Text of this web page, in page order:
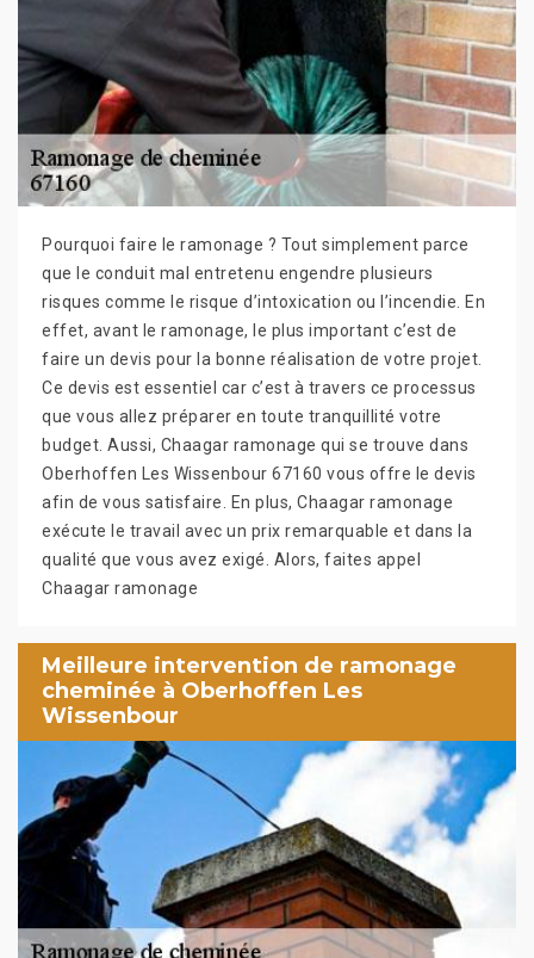
Pourquoi faire le ramonage ? Tout simplement parce
que le conduit mal entretenu engendre plusieurs
risques comme le risque d’intoxication ou l’incendie. En
effet, avant le ramonage, le plus important c’est de
faire un devis pour la bonne réalisation de votre projet.
Ce devis est essentiel car c’est à travers ce processus
que vous allez préparer en toute tranquillité votre
budget. Aussi, Chaagar ramonage qui se trouve dans
Oberhoffen Les Wissenbour 67160 vous offre le devis
afin de vous satisfaire. En plus, Chaagar ramonage
exécute le travail avec un prix remarquable et dans la
qualité que vous avez exigé. Alors, faites appel
Chaagar ramonage
Meilleure intervention de ramonage
cheminée à Oberhoffen Les
Wissenbour